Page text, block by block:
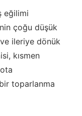
eğilimi
çoğu düşük
ileriye dönük
kısmen
toparlanma